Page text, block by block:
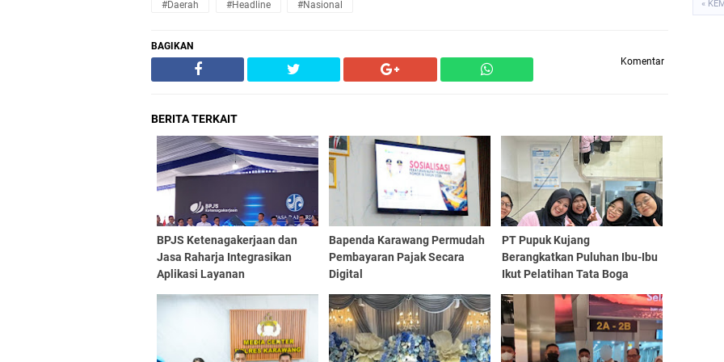
#daerah #headline #nasional
BAGIKAN
Komentar
BERITA TERKAIT
BPJS Ketenagakerjaan dan
Jasa Raharja Integrasikan
Aplikasi Layanan
Bapenda Karawang Permudah
Pembayaran Pajak Secara
Digital
PT Pupuk Kujang
Berangkatkan Puluhan Ibu-Ibu
Ikut Pelatihan Tata Boga
«